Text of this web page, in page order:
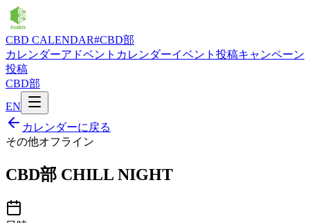
CBD CALENDAR#CBD部
カレンダーアドベントカレンダーイベント投稿キャンペーン
投稿
CBD部
EN
カレンダーに戻る
その他オフライン
CBD部 CHILL NIGHT